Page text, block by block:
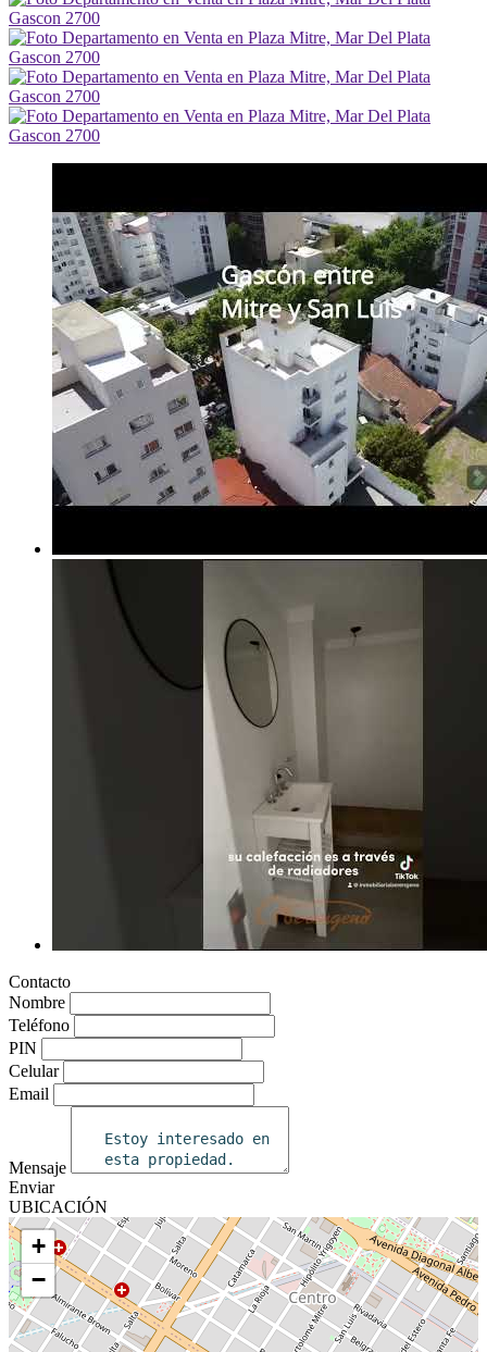
Contacto
Nombre
Teléfono
PIN
Celular
Email
Mensaje
Enviar
UBICACIÓN
+
−